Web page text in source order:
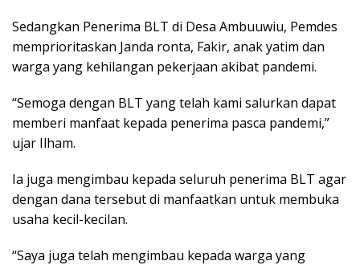
Sedangkan Penerima BLT di Desa Ambuuwiu, Pemdes
memprioritaskan Janda ronta, Fakir, anak yatim dan
warga yang kehilangan pekerjaan akibat pandemi.
“Semoga dengan BLT yang telah kami salurkan dapat
memberi manfaat kepada penerima pasca pandemi,”
ujar Ilham.
Ia juga mengimbau kepada seluruh penerima BLT agar
dengan dana tersebut di manfaatkan untuk membuka
usaha kecil-kecilan.
“Saya juga telah mengimbau kepada warga yang